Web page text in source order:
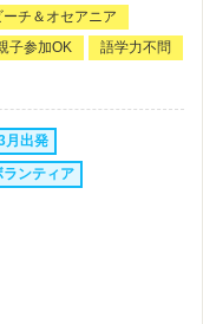
ーチ＆オセアニア
子参加OK
語学力不問
月出発
ランティア